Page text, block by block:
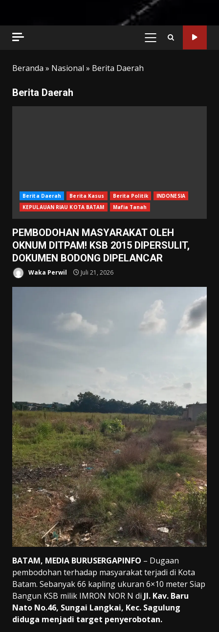
PRIMARY
Beranda » Nasional » Berita Daerah
Berita Daerah
Berita Daerah Berita Kasus Berita Politik
INDONESIA
KEPULAUAN RIAU KOTA BATAM
Mafia Tanah
PEMBODOHAN MASYARAKAT OLEH
OKNUM DITPAM! KSB 2015 DIPERSULIT,
DOKUMEN BODONG DIPELANCAR
Waka Perwil Juli 21, 2026
BATAM, MEDIA BURUSERGAPINFO – Dugaan
pembodohan terhadap masyarakat terjadi di Kota
Batam. Sebanyak 66 kapling ukuran 6×10 meter Siap
Bangun KSB milik IMRON NOR N di Jl. Kav. Baru
Nato No.46, Sungai Langkai, Kec. Sagulung
diduga menjadi target penyerobotan.